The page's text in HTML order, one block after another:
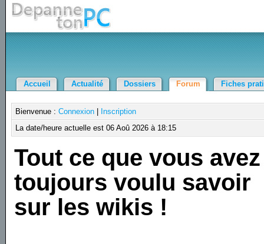
Accueil Actualité Dossiers Forum Fiches
Bienvenue :Connexion
Inscription
La date/heure actuelle est 06 Aoû 2026 à 18:15
Tout ce que vous avez
toujours voulu savoir
sur les wikis !